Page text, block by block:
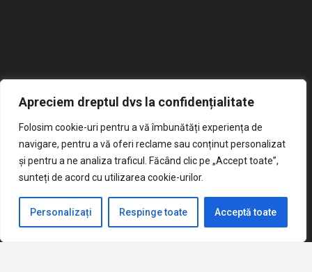
Apreciem dreptul dvs la confidențialitate
Folosim cookie-uri pentru a vă îmbunătăți experiența de
navigare, pentru a vă oferi reclame sau conținut personalizat
și pentru a ne analiza traficul. Făcând clic pe „Accept toate”,
sunteți de acord cu utilizarea cookie-urilor.
Personalizați Respinge toate Acceptă toate
Școala Gimnazială
Mircea Sântimbreanu
Școala noastră reprezintă un mediu educațional dinamic
și stimulativ, oferind elevilor o platformă diversificată
Cu un cadru didactic dedicat și programe educaționale
inovatoare, școala promovează excelența în învățare și